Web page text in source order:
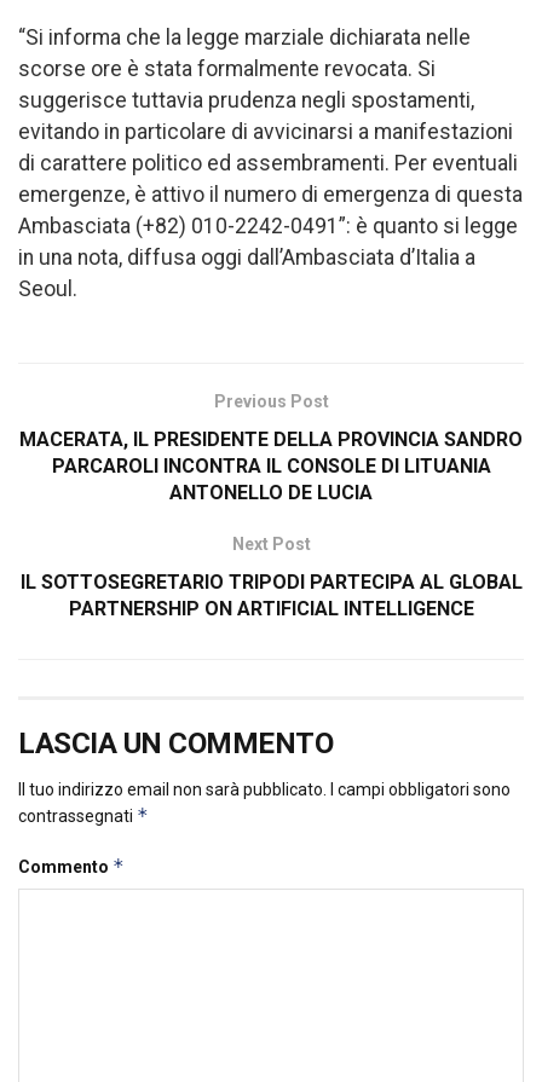
“Si informa che la legge marziale dichiarata nelle
scorse ore è stata formalmente revocata. Si
suggerisce tuttavia prudenza negli spostamenti,
evitando in particolare di avvicinarsi a manifestazioni
di carattere politico ed assembramenti. Per eventuali
emergenze, è attivo il numero di emergenza di questa
Ambasciata (+82) 010-2242-0491”: è quanto si legge
in una nota, diffusa oggi dall’Ambasciata d’Italia a
Seoul.
Previous Post
MACERATA, IL PRESIDENTE DELLA PROVINCIA SANDRO
PARCAROLI INCONTRA IL CONSOLE DI LITUANIA
ANTONELLO DE LUCIA
Next Post
IL SOTTOSEGRETARIO TRIPODI PARTECIPA AL GLOBAL
PARTNERSHIP ON ARTIFICIAL INTELLIGENCE
LASCIA UN COMMENTO
Il tuo indirizzo email non sarà pubblicato.
I campi obbligatori sono
contrassegnati *
Commento *